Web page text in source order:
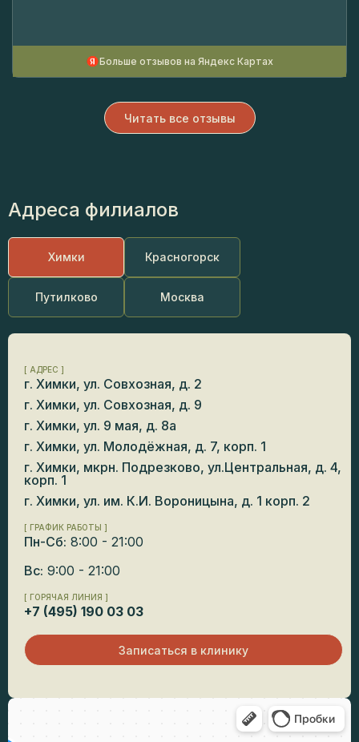
Больше отзывов на Яндекс Картах
Читать все отзывы
Адреса филиалов
Химки Красногорск
Путилково Москва
[ АДРЕС ]
г. Химки, ул. Совхозная, д. 2
г. Химки, ул. Совхозная, д. 9
г. Химки, ул. 9 мая, д. 8а
г. Химки, ул. Молодёжная, д. 7, корп. 1
г. Химки, мкрн. Подрезково, ул.Центральная, д. 4,
корп. 1
г. Химки, ул. им. К.И. Вороницына, д. 1 корп. 2
[ ГРАФИК РАБОТЫ ]
Пн-Сб: 8:00 - 21:00
Вс: 9:00 - 21:00
[ ГОРЯЧАЯ ЛИНИЯ ]
+7 (495) 190 03 03
Записаться в клинику